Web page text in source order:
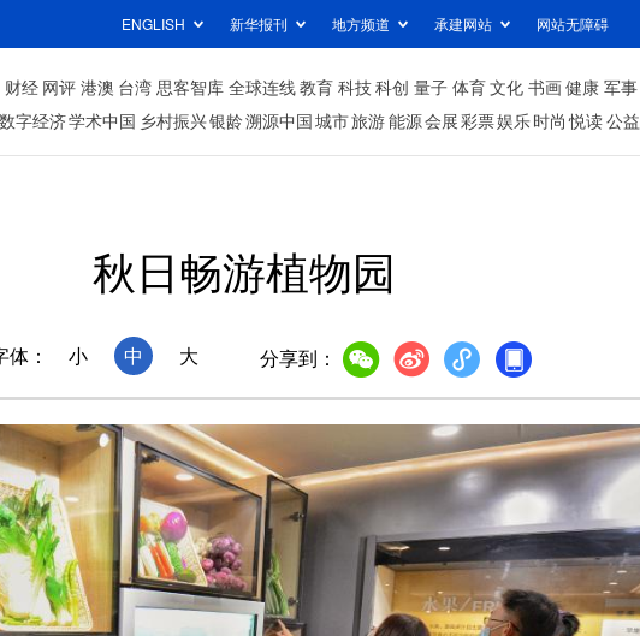
ENGLISH 新华报刊 地方频道 承建网站 网站无障碍
财经 网评 港澳 台湾 思客智库 全球连线教育 科技科创 量子 体育文化 书画健康 军事
数字经济学术中国 乡村振兴银龄溯源中国城市旅游能源会展彩票娱乐时尚 悦读公益
秋日畅游植物园
体： 小 中 大 分享到：